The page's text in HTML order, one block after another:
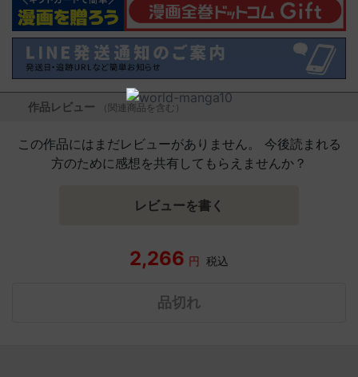
作品レビュー （関連商品を含む）
この作品にはまだレビューがありません。 今後読まれる
方のために感想を共有してもらえませんか？
レビューを書く
2,266 円 税込
品切れ